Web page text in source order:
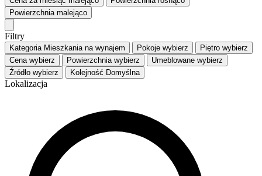
Powierzchnia malejąco
Filtry
Kategoria Mieszkania na wynajem Pokoje wybierz Piętro wybierz
Cena wybierz Powierzchnia wybierz Umeblowane wybierz
Źródło wybierz Kolejność Domyślna
Lokalizacja